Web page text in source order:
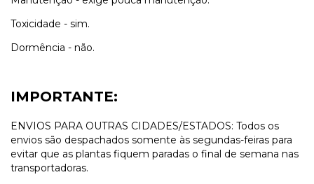
Toxicidade - sim.
Dormência - não.
IMPORTANTE:
ENVIOS PARA OUTRAS CIDADES/ESTADOS: Todos os
envios são despachados somente às segundas-feiras para
evitar que as plantas fiquem paradas o final de semana nas
transportadoras.